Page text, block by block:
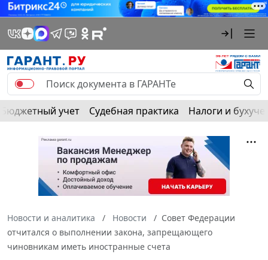
Бюджетный учет Судебная практика Налоги и
Новости и аналитика Новости
Совет Федерации
отчитался о выполнении закона, запрещающего
чиновникам иметь иностранные счета